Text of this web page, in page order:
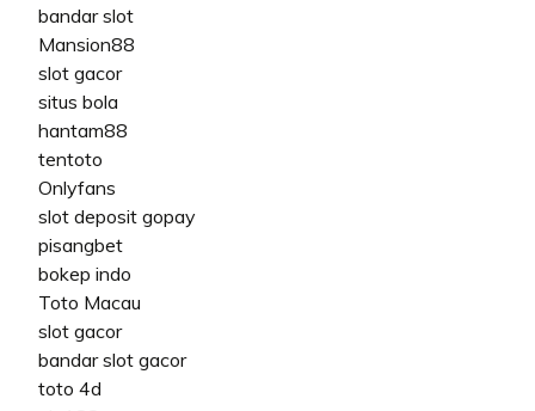
bandar slot
Mansion88
slot gacor
situs bola
hantam88
tentoto
Onlyfans
slot deposit gopay
pisangbet
bokep indo
Toto Macau
slot gacor
bandar slot gacor
toto 4d